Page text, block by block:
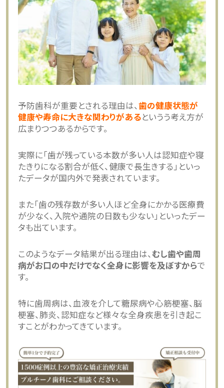
予防歯科が重要とされる理由は、歯の健康状態が
健康や寿命に大きな関わりがあるというう考え方が
広まりつつあるからです。
実際に「歯が残っている本数が多い人は認知症や寝
たきりになる割合が低く、健康で長生きする」といっ
たデータが国内外で発表されています。
また「歯の残存数が多い人ほど全身にかかる医療費
が少なく、入院や通院の日数も少ない」といったデー
タも出ています。
このようなデータ結果が出る理由は、むし歯や歯周
病がお口の中だけでなく全身に影響を及ぼすからで
す。
特に歯周病は、血液を介して糖尿病や心筋梗塞、脳
梗塞、肺炎、認知症など様々な全身疾患を引き起こ
すことがわかってきています。